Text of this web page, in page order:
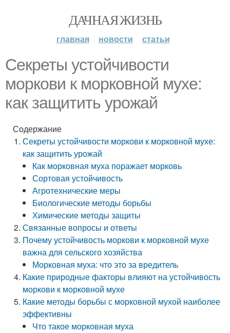
ДАЧНАЯ ЖИЗНЬ
главная новости статьи
Секреты устойчивости
моркови к морковной мухе:
как защитить урожай
Содержание
Секреты устойчивости моркови к морковной мухе:
как защитить урожай
Как морковная муха поражает морковь
Сортовая устойчивость
Агротехнические меры
Биологические методы борьбы
Химические методы защиты
Связанные вопросы и ответы
Почему устойчивость моркови к морковной мухе
важна для сельского хозяйства
Морковная муха: что это за вредитель
Какие природные факторы влияют на устойчивость
моркови к морковной мухе
Какие методы борьбы с морковной мухой наиболее
эффективны
Что такое морковная муха